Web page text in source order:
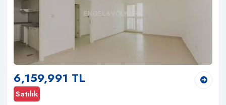
6,159,991 TL
Satılık